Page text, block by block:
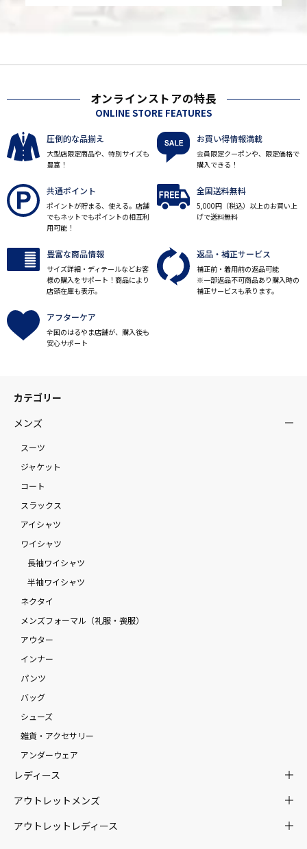
オンラインストアの特長
ONLINE STORE FEATURES
圧倒的な品揃え
大型店限定商品や、特別サイズも
豊富！
お買い得情報満載
会員限定クーポンや、限定価格で
購入できる！
共通ポイント
ポイントが貯まる、使える。店舗
でもネットでもポイントの相互利
用可能！
全国送料無料
5,000円（税込）以上のお買い上
げで送料無料
豊富な商品情報
サイズ詳細・ディテールなどお客
様の購入をサポート！商品により
店頭在庫も表示。
返品・補正サービス
補正前・着用前の返品可能
※一部返品不可商品あり購入時の
補正サービスも承ります。
アフターケア
全国のはるやま店舗が、購入後も
安心サポート
カテゴリー
メンズ
スーツ
ジャケット
コート
スラックス
アイシャツ
ワイシャツ
長袖ワイシャツ
半袖ワイシャツ
ネクタイ
メンズフォーマル（礼服・喪服）
アウター
インナー
パンツ
バッグ
シューズ
雑貨・アクセサリー
アンダーウェア
レディース
アウトレットメンズ
アウトレットレディース